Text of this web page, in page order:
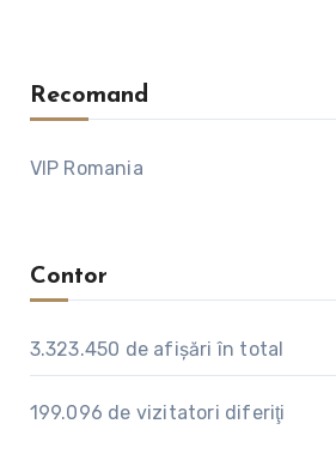
Recomand
VIP Romania
Contor
3.323.450 de afişări în total
199.096 de vizitatori diferiţi